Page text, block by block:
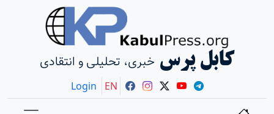
کابل پرس خبری، تحلیلی و انتقادی
Login EN